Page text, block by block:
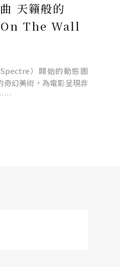
天籟般的
The Wall
Spectre）開始的動態圖
奇幻美術，為電影呈現非